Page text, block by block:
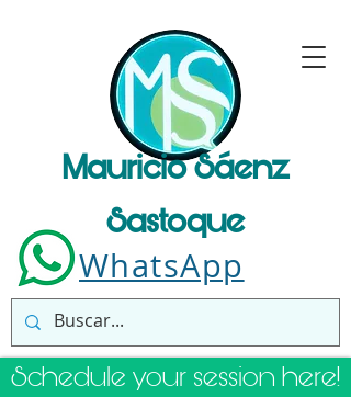
Mauricio Sáenz
Sastoque
WhatsApp
Schedule your session here!